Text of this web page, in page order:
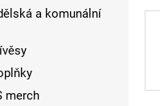
a komunální
merch